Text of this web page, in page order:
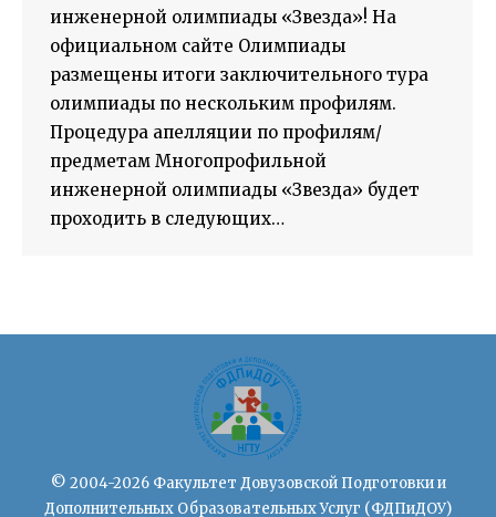
инженерной олимпиады «Звезда»! На
официальном сайте Олимпиады
размещены итоги заключительного тура
олимпиады по нескольким профилям.
Процедура апелляции по профилям/
предметам Многопрофильной
инженерной олимпиады «Звезда» будет
проходить в следующих…
© 2004-2026 Факультет Довузовской Подготовки и
Дополнительных Образовательных Услуг (ФДПиДОУ)